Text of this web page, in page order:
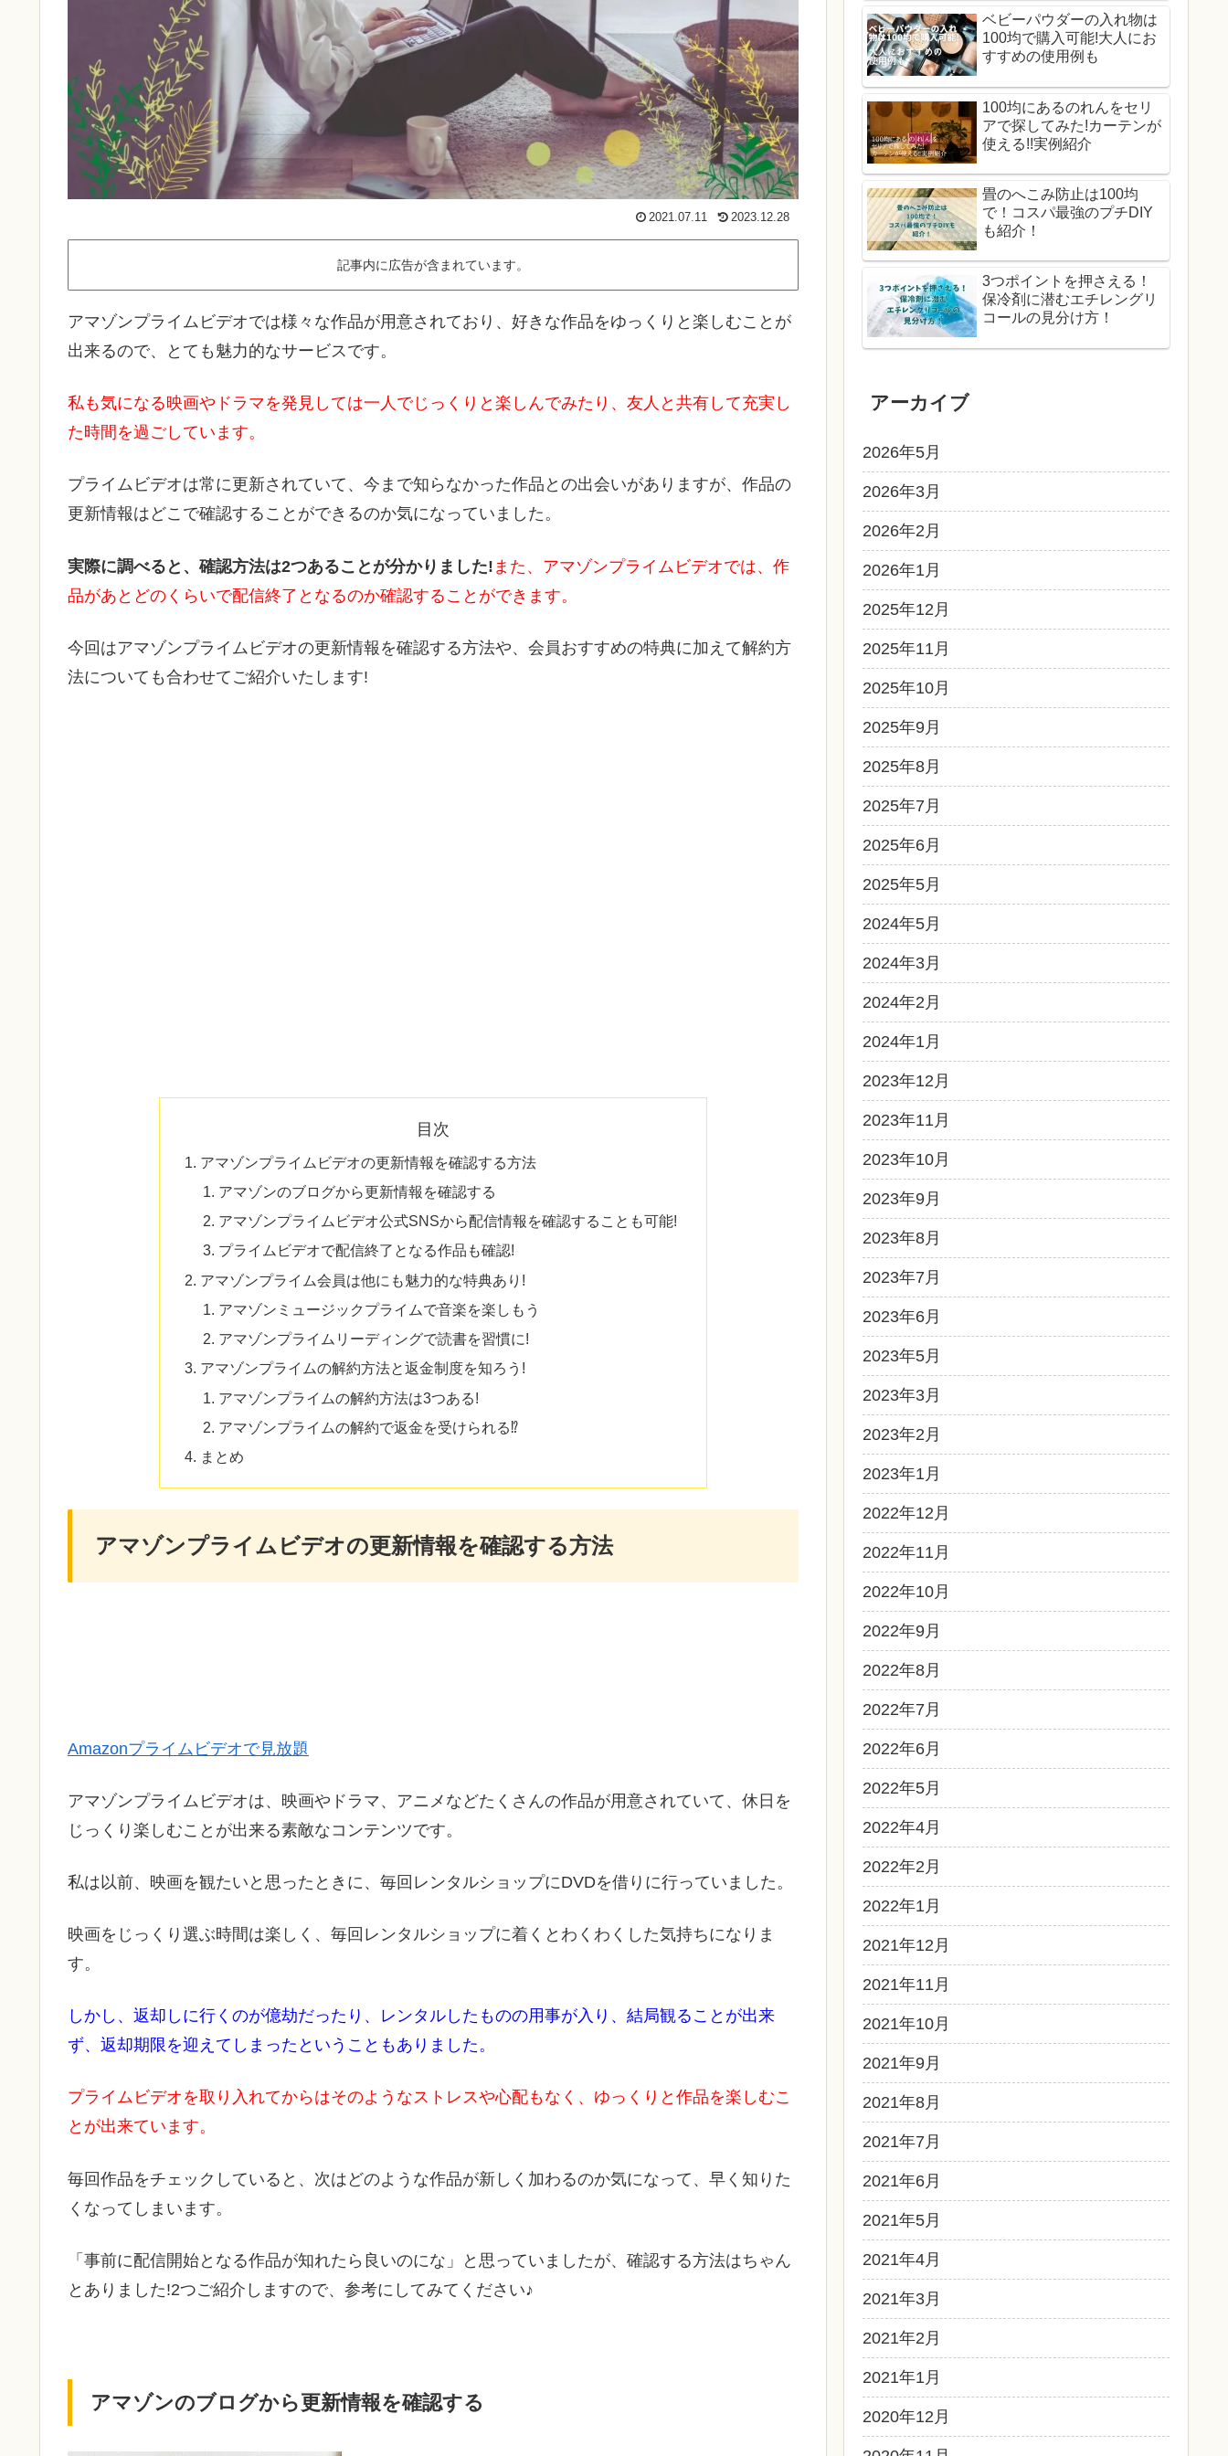
2021.07.11 2023.12.28
記事内に広告が含まれています。
アマゾンプライムビデオでは様々な作品が用意されており、好きな作品をゆっくりと楽しむことが
出来るので、とても魅力的なサービスです。
私も気になる映画やドラマを発見しては一人でじっくりと楽しんでみたり、友人と共有して充実し
た時間を過ごしています。
プライムビデオは常に更新されていて、今まで知らなかった作品との出会いがありますが、作品の
更新情報はどこで確認することができるのか気になっていました。
実際に調べると、確認方法は2つあることが分かりました! また、アマゾンプライムビデオでは、作
品があとどのくらいで配信終了となるのか確認することができます。
今回はアマゾンプライムビデオの更新情報を確認する方法や、会員おすすめの特典に加えて解約方
法についても合わせてご紹介いたします!
目次
アマゾンプライムビデオの更新情報を確認する方法
アマゾンのブログから更新情報を確認する
アマゾンプライムビデオ公式SNSから配信情報を確認することも可能!
プライムビデオで配信終了となる作品も確認!
アマゾンプライム会員は他にも魅力的な特典あり!
アマゾンミュージックプライムで音楽を楽しもう
アマゾンプライムリーディングで読書を習慣に!
アマゾンプライムの解約方法と返金制度を知ろう!
アマゾンプライムの解約方法は3つある!
アマゾンプライムの解約で返金を受けられる⁉
まとめ
アマゾンプライムビデオの更新情報を確認する方法
Amazonプライムビデオで見放題
アマゾンプライムビデオは、映画やドラマ、アニメなどたくさんの作品が用意されていて、休日を
じっくり楽しむことが出来る素敵なコンテンツです。
私は以前、映画を観たいと思ったときに、毎回レンタルショップにDVDを借りに行っていました。
映画をじっくり選ぶ時間は楽しく、毎回レンタルショップに着くとわくわくした気持ちになりま
す。
しかし、返却しに行くのが億劫だったり、レンタルしたものの用事が入り、結局観ることが出来
ず、返却期限を迎えてしまったということもありました。
プライムビデオを取り入れてからはそのようなストレスや心配もなく、ゆっくりと作品を楽しむこ
とが出来ています。
毎回作品をチェックしていると、次はどのような作品が新しく加わるのか気になって、早く知りた
くなってしまいます。
「事前に配信開始となる作品が知れたら良いのにな」と思っていましたが、確認する方法はちゃん
とありました!2つご紹介しますので、参考にしてみてください♪
アマゾンのブログから更新情報を確認する
ベビーパウダーの入れ物は
100均で購入可能!大人にお
すすめの使用例も
100均にあるのれんをセリ
アで探してみた!カーテンが
使える!!実例紹介
畳のへこみ防止は100均
で！コスパ最強のプチDIY
も紹介！
3つポイントを押さえる！
保冷剤に潜むエチレングリ
コールの見分け方！
アーカイブ
2026年5月
2026年3月
2026年2月
2026年1月
2025年12月
2025年11月
2025年10月
2025年9月
2025年8月
2025年7月
2025年6月
2025年5月
2024年5月
2024年3月
2024年2月
2024年1月
2023年12月
2023年11月
2023年10月
2023年9月
2023年8月
2023年7月
2023年6月
2023年5月
2023年3月
2023年2月
2023年1月
2022年12月
2022年11月
2022年10月
2022年9月
2022年8月
2022年7月
2022年6月
2022年5月
2022年4月
2022年2月
2022年1月
2021年12月
2021年11月
2021年10月
2021年9月
2021年8月
2021年7月
2021年6月
2021年5月
2021年4月
2021年3月
2021年2月
2021年1月
2020年12月